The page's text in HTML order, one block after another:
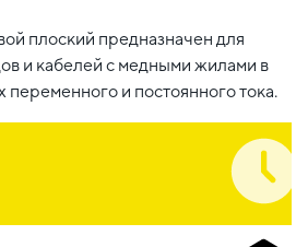
плоский предназначен для
и кабелей с медными жилами в
переменного и постоянного тока.